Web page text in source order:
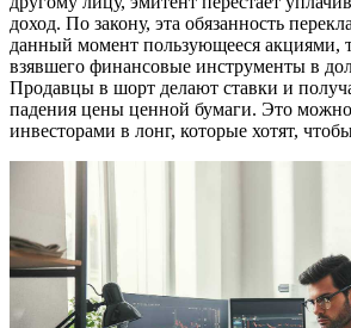
доход. По закону, эта обязанность
данный момент пользующееся акциями,
взявшего финансовые инструменты в
Продавцы в шорт делают ставки и
падения цены ценной бумаги. Это можно
инвесторами в лонг, которые хотят,